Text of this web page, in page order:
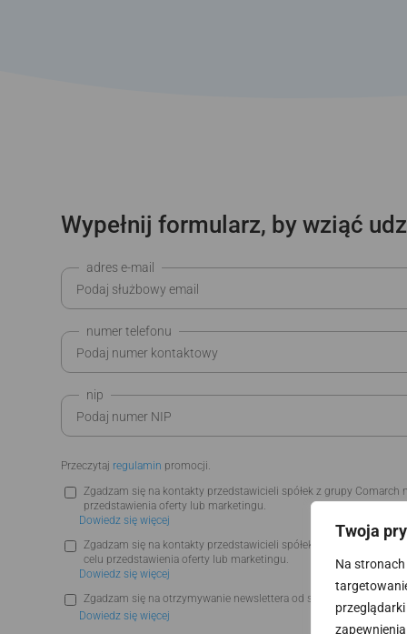
Twoja
Na
Wypełnij formularz, by wziąć
adres e-mail
numer telefonu
nip
Przeczytaj regulamin promocji.
Zgadzam się na kontakty przedstawicieli spółek z grupy Comarch
przedstawienia oferty lub marketingu.
Dowiedz się więcej
Zgadzam się na kontakty przedstawicieli spółek z grupy Comarch
celu przedstawienia oferty lub marketingu.
Dowiedz się więcej
Zgadzam się na otrzymywanie newslettera od spółek z grupy
Dowiedz się więcej